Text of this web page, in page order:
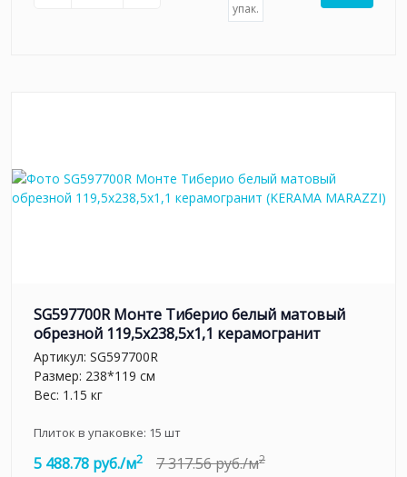
упак.
SG597700R Монте Тиберио белый матовый
обрезной 119,5x238,5x1,1 керамогранит
Артикул: SG597700R
Размер: 238*119 см
Вес: 1.15 кг
Плиток в упаковке: 15 шт
5 488.78 руб./м2 7 317.56 руб./м2